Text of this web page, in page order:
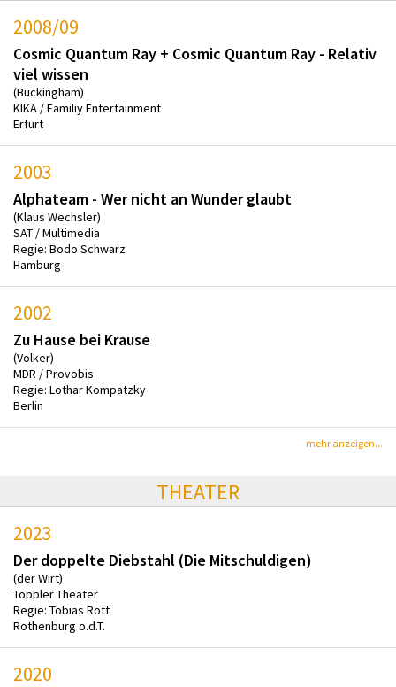
2008/09
Cosmic Quantum Ray + Cosmic Quantum Ray - Relativ
viel wissen
(Buckingham)
KIKA / Familiy Entertainment
Erfurt
2003
Alphateam - Wer nicht an Wunder glaubt
(Klaus Wechsler)
SAT / Multimedia
Regie: Bodo Schwarz
Hamburg
2002
Zu Hause bei Krause
(Volker)
MDR / Provobis
Regie: Lothar Kompatzky
Berlin
mehr anzeigen...
THEATER
2023
Der doppelte Diebstahl (Die Mitschuldigen)
(der Wirt)
Toppler Theater
Regie: Tobias Rott
Rothenburg o.d.T.
2020